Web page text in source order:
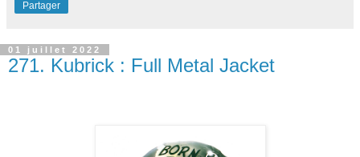
Partager
01 juillet 2022
271. Kubrick : Full Metal Jacket